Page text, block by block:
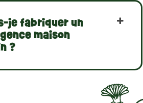
je fabriquer un
maison
?